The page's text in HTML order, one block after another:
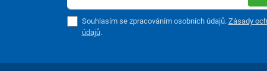
Souhlasím se zpracováním osobních údajů. Zásady
údajů.